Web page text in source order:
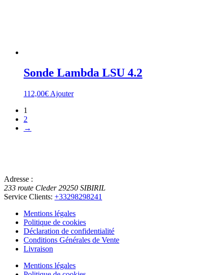
Sonde Lambda LSU 4.2
112,00€ Ajouter
1
2
→
Adresse :
233 route Cleder 29250 SIBIRIL
Service Clients: +33298298241
Mentions légales
Politique de cookies
Déclaration de confidentialité
Conditions Générales de Vente
Livraison
Mentions légales